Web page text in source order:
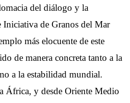
del diálogo y la
Iniciativa de Granos del Mar
más elocuente de este
de manera concreta tanto a la
a la estabilidad mundial.
África, y desde Oriente Medio